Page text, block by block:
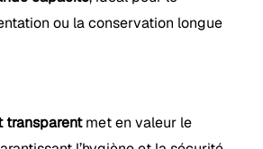
ou la conservation longue
transparentmet en valeur le